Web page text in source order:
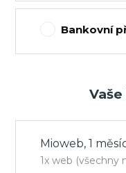
Bankovní
Mioweb, 1
1x web (všechny